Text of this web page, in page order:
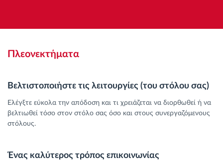
Πλεονεκτήματα
Βελτιστοποιήστε τις λειτουργίες (του στόλου σας)
Ελέγξτε εύκολα την απόδοση και τι χρειάζεται να διορθωθεί ή να
βελτιωθεί τόσο στον στόλο σας όσο και στους συνεργαζόμενους
στόλους.
Ένας καλύτερος τρόπος επικοινωνίας